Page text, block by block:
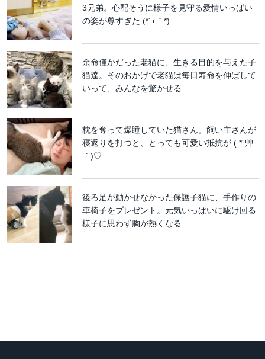
3兄弟。心配そうに様子を見守る愛情いっぱい
の姿が尊すぎた (*´ｪ｀*)
余命僅かだった老猫に、生きる目的を与えた子
猫達。そのおかげで老猫は毎日寿命を伸ばして
いって、みんなを驚かせる
枕を奪って爆睡していた猫さん。飼い主さんが
寝返りを打つと、とっても可愛い抵抗が ( *´艸
｀)♡
後ろ足が動かせなかった保護子猫に、手作りの
車椅子をプレゼント。元気いっぱいに駆け回る
様子に思わず胸が熱くなる